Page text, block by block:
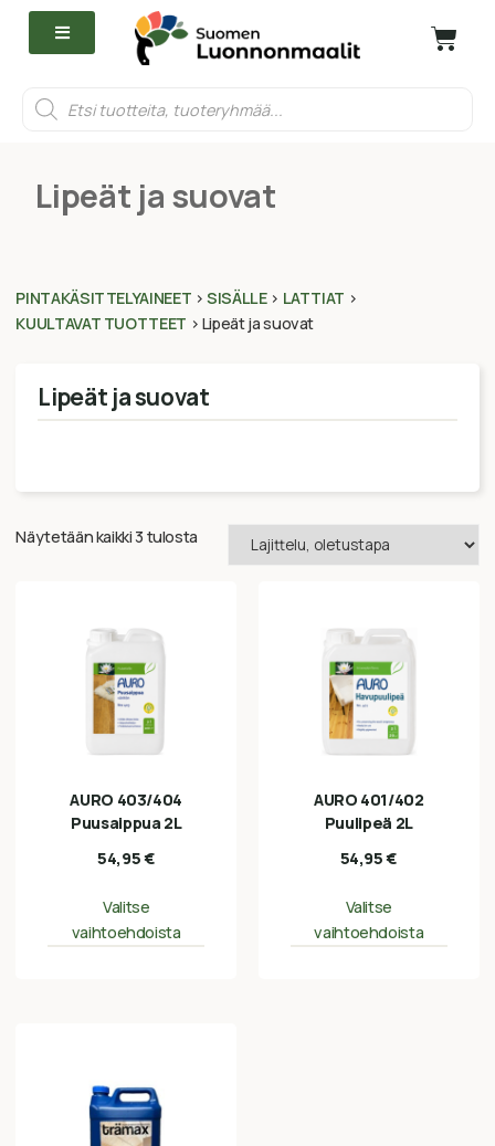
Lipeät ja suovat
PINTAKÄSITTELYAINEET >SISÄLLE> LATTIAT >
KUULTAVAT TUOTTEET > Lipeät ja suovat
Lipeät ja suovat
Näytetään kaikki 3 tulosta
AURO 403/404
Puusaippua 2L
54,95€
Valitse
vaihtoehdoista
AURO 401/402
Puulipeä 2L
54,95€
Valitse
vaihtoehdoista